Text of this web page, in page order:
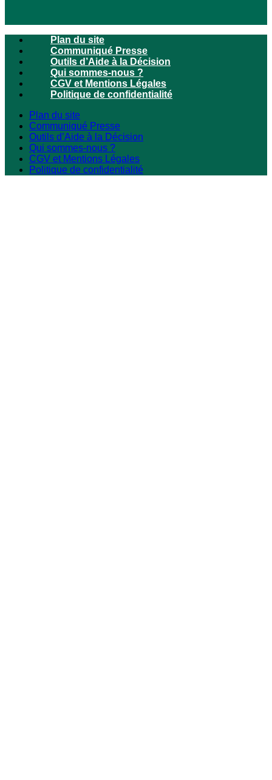
Plan du site
Communiqué Presse
Outils d’Aide à la Décision
Qui sommes-nous ?
CGV et Mentions Légales
Politique de confidentialité
Plan du site
Communiqué Presse
Outils d’Aide à la Décision
Qui sommes-nous ?
CGV et Mentions Légales
Politique de confidentialité